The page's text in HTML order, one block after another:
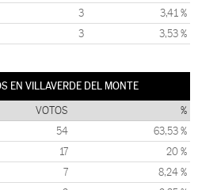
3 3,41 %
3 3,53 %
EN VILLAVERDE DEL MONTE
VOTOS %
54 63,53 %
17 20 %
7 8,24 %